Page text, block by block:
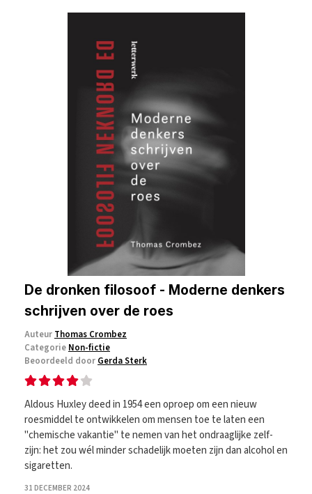
De dronken filosoof - Moderne denkers
schrijven over de roes
Auteur Thomas Crombez
Categorie Non-fictie
Beoordeeld door Gerda Sterk
Aldous Huxley deed in 1954 een oproep om een nieuw
roesmiddel te ontwikkelen om mensen toe te laten een
"chemische vakantie" te nemen van het ondraaglijke zelf-
zijn: het zou wél minder schadelijk moeten zijn dan alcohol en
sigaretten.
31 DECEMBER 2024